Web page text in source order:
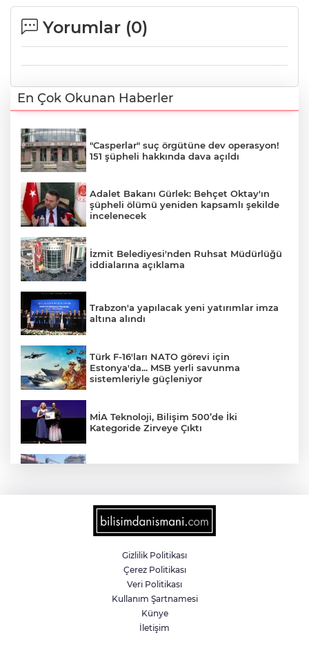
Yorumlar (0)
En Çok Okunan Haberler
"Casperlar" suç örgütüne dev operasyon!
151 şüpheli hakkında dava açıldı
Adalet Bakanı Gürlek: Behçet Oktay'ın
şüpheli ölümü yeniden kapsamlı şekilde
incelenecek
İzmit Belediyesi'nden Ruhsat Müdürlüğü
iddialarına açıklama
Trabzon'a yapılacak yeni yatırımlar imza
altına alındı
Türk F-16'ları NATO görevi için
Estonya'da... MSB yerli savunma
sistemleriyle güçleniyor
MİA Teknoloji, Bilişim 500’de İki
Kategoride Zirveye Çıktı
6 milyon emekliyi ilgilendiriyor... Emekli
aylığı fark ödemeleri 7 Ağustos'ta
Teröristler teslim olmaya devam ediyor...
Hudutlarda 490 kişi yakalandı
İletişim'den 'Terörsüz Türkiye' hedefli
Gizlilik Politikası
Çerez Politikası
Veri Politikası
Kullanım Şartnamesi
Künye
İletişim